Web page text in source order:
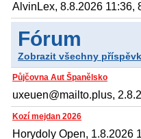
AlvinLex, 8.8.2026 11:36,
Fórum
Zobrazit všechny
Půjčovna Aut Španělsko
uxeuen@mailto.plus,
Kozí mejdan 2026
Horydoly Open, 1.8.2026